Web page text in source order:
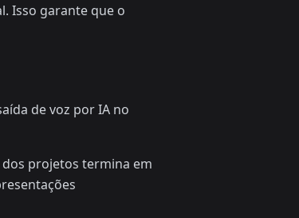
Isso garante que o
de voz por IA no
projetos termina em